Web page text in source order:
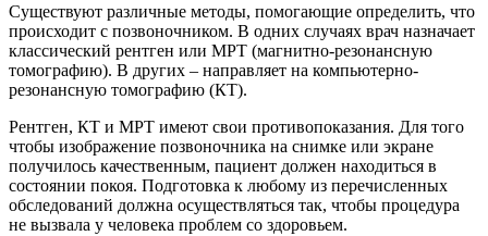
Существуют различные методы, помогающие определить, что
происходит с позвоночником. В одних случаях врач назначает
классический рентген или МРТ (магнитно-резонансную
томографию). В других – направляет на компьютерно-
резонансную томографию (КТ).
Рентген, КТ и МРТ имеют свои противопоказания. Для того
чтобы изображение позвоночника на снимке или экране
получилось качественным, пациент должен находиться в
состоянии покоя. Подготовка к любому из перечисленных
обследований должна осуществляться так, чтобы процедура
не вызвала у человека проблем со здоровьем.